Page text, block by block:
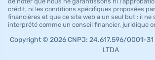
crédit, ni les conditions spécifiques proposées
financières et que ce site web a un seul but : il ne
interprété comme un conseil financier, juridique
Copyright © 2026 CNPJ: 24.617.596/0001-31
LTDA